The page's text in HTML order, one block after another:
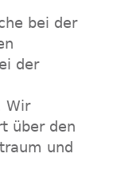
bei der
der
Wir
über den
und